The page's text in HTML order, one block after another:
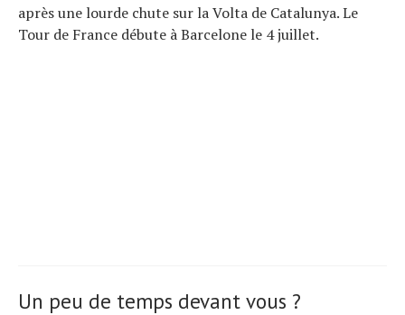
après une lourde chute sur la Volta de Catalunya. Le
Tour de France débute à Barcelone le 4 juillet.
Un peu de temps devant vous ?